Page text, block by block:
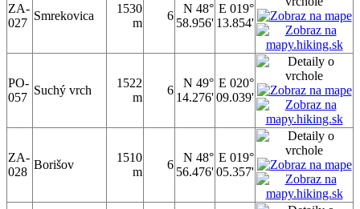
ZA-
027
Smrekovica
1530
m
6
N 48°
58.956'
E 019°
13.854'
PO-
057
Suchý vrch
1522
m
6
N 49°
14.276'
E 020°
09.039'
ZA-
028
Borišov
1510
m
6
N 48°
56.476'
E 019°
05.357'